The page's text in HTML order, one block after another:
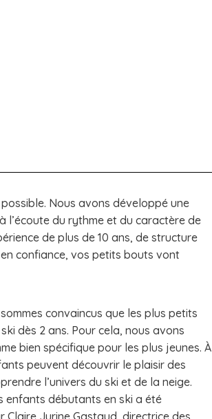
possible. Nous avons développé une
l’écoute du rythme et du caractère de
de plus de 10 ans, de structure
confiance, vos petits bouts vont
convaincus que les plus petits
dès 2 ans. Pour cela, nous avons
bien spécifique pour les plus jeunes. À
peuvent découvrir le plaisir des
l’univers du ski et de la neige.
enfants débutants en ski a été
Claire Jurine Gastaud, directrice des